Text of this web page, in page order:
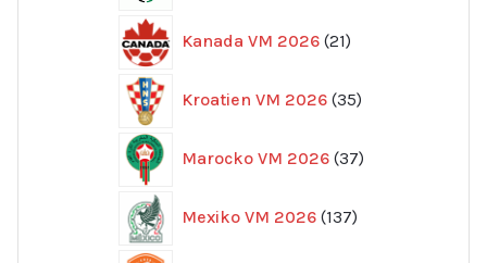
Kanada VM 2026 21
produkter
Kroatien VM 2026 35
produkter
Marocko VM 2026 37
produkter
Mexiko VM 2026 137
produkter